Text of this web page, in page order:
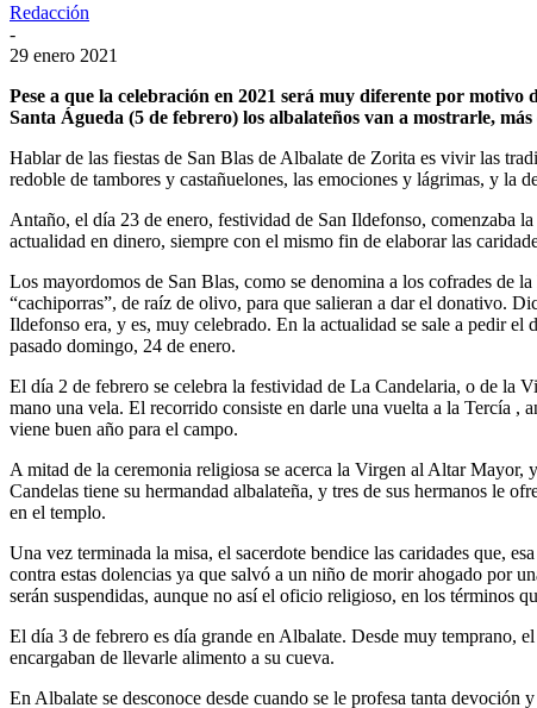
Redacción
-
29 enero 2021
Pese a que la celebración en 2021 será muy diferente por
Santa Águeda (5 de febrero) los albalateños van a mostrarle,
Hablar de las fiestas de San Blas de Albalate de Zorita es vivir las
redoble de tambores y castañuelones, las emociones y lágrimas, y la
Antaño, el día 23 de enero, festividad de San Ildefonso, comenzaba
actualidad en dinero, siempre con el mismo fin de elaborar las
Los mayordomos de San Blas, como se denomina a los cofrades de
“cachiporras”, de raíz de olivo, para que salieran a dar el donativo.
Ildefonso era, y es, muy celebrado. En la actualidad se sale a pedir
pasado domingo, 24 de enero.
El día 2 de febrero se celebra la festividad de La Candelaria, o de la
mano una vela. El recorrido consiste en darle una vuelta a la Tercía ,
viene buen año para el campo.
A mitad de la ceremonia religiosa se acerca la Virgen al Altar Mayor,
Candelas tiene su hermandad albalateña, y tres de sus hermanos le
en el templo.
Una vez terminada la misa, el sacerdote bendice las caridades que,
contra estas dolencias ya que salvó a un niño de morir ahogado por
serán suspendidas, aunque no así el oficio religioso, en los términos
El día 3 de febrero es día grande en Albalate. Desde muy temprano,
encargaban de llevarle alimento a su cueva.
En Albalate se desconoce desde cuando se le profesa tanta